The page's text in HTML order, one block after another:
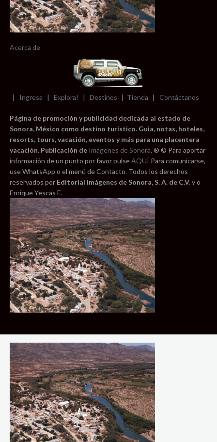
Acerca de
| Ingresa | Explora! | Destinos | Tienda | Contáctanos
Página de promoción y publicidad dedicada al estado de
Sonora, México como destino turístico. Guia, notas, hoteles,
resorts, tours, vacación, eventos y más para una placentera
vacación. Publicación de Imágenes de Sonora. ® © Para aportar
información de un punto por favor pulseAQUÍ Para comunicarse,
use WhatsApp o el menú de Contacto. Todos los derechos
reservados por Editorial Imágenes de Sonora, S. A. de C.V.y o
Enrique Yescas E.